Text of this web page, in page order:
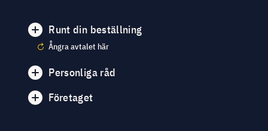
Runt din beställning
Ångra avtalet här
Personliga råd
Företaget